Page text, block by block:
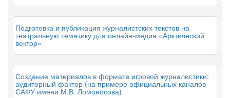
Подготовка и публикация журналистских текстов на
театральную тематику для онлайн-медиа «Арктический
вектор»
Создание материалов в формате игровой журналистики:
аудиторный фактор (на примере официальных каналов
САФУ имени М.В. Ломоносова)